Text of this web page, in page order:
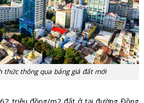
thức thông qua bảng giá đất mới
triệu đồng/m2 đất ở tại đường Đồng